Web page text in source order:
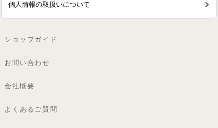
個人情報の取扱いについて
ショップガイド
お問い合わせ
会社概要
よくあるご質問